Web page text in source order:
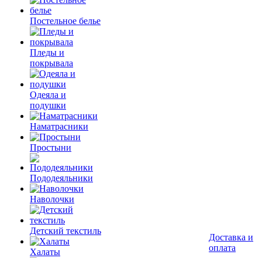
Постельное белье
Пледы и
покрывала
Одеяла и
подушки
Наматрасники
Простыни
Пододеяльники
Наволочки
Детский текстиль
Халаты
Доставка и
оплата